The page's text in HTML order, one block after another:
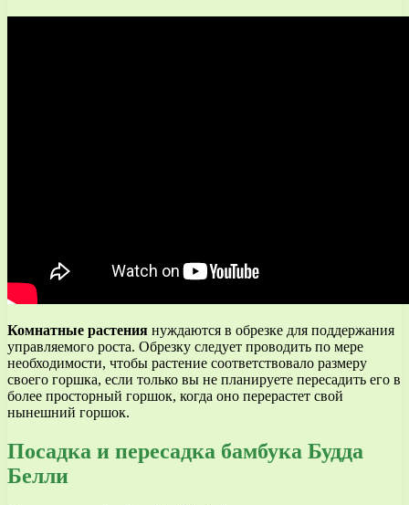
Комнатные растения нуждаются в обрезке для поддержания
управляемого роста. Обрезку следует проводить по мере
необходимости, чтобы растение соответствовало размеру
своего горшка, если только вы не планируете пересадить его в
более просторный горшок, когда оно перерастет свой
нынешний горшок.
Посадка и пересадка бамбука Будда
Белли